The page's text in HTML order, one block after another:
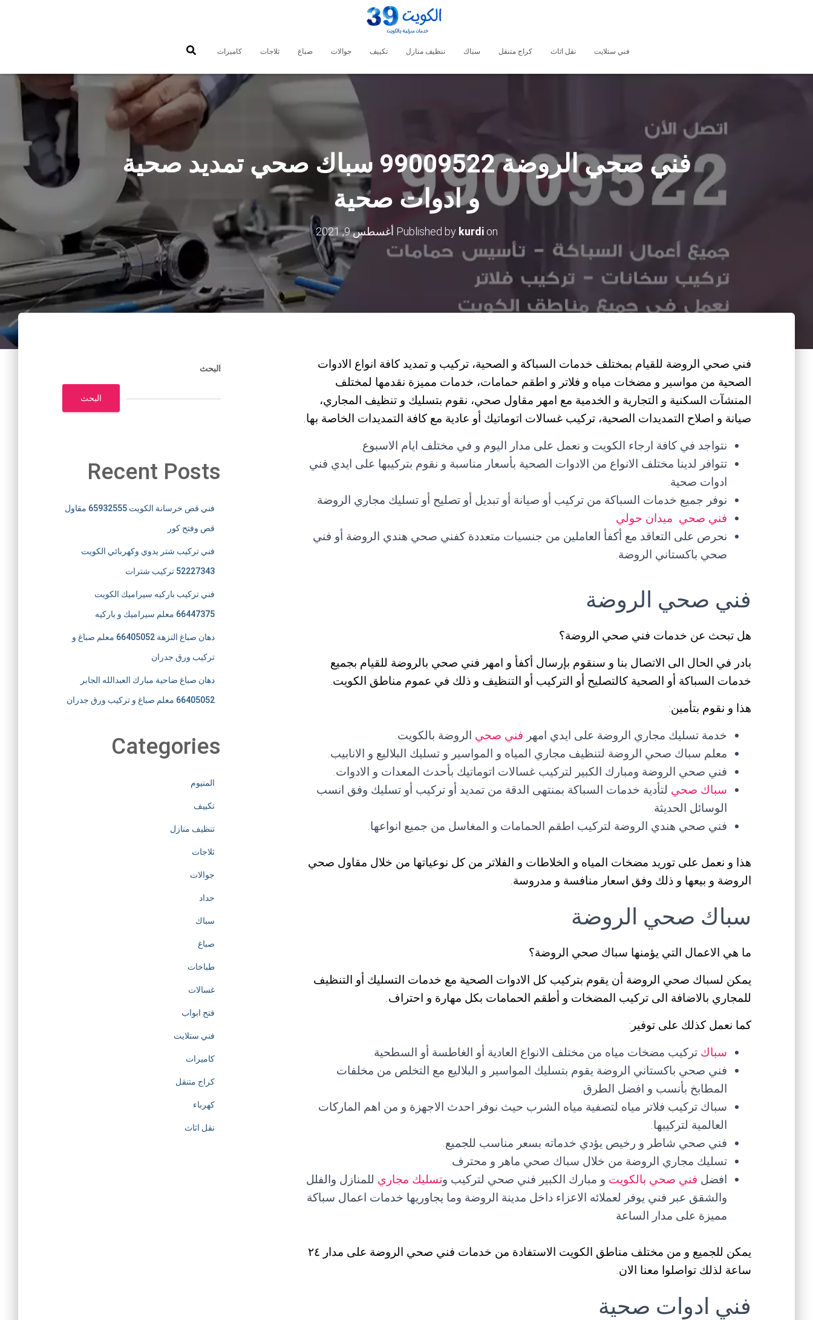
فني ستلايت نقل اثاث كراج متنقل سباك تنظيف منازل تكييف جوالات صباغ ثلاجات كاميرات
فني صحي الروضة 99009522 سباك صحي تمديد صحية
و ادوات صحية
Published by kurdion أغسطس 9, 2021
فني صحي الروضة للقيام بمختلف خدمات السباكة و الصحية، تركيب و تمديد كافة انواع الادوات
الصحية من مواسير و مضخات مياه و فلاتر و اطقم حمامات، خدمات مميزة نقدمها لمختلف
المنشآت السكنية و التجارية و الخدمية مع امهر مقاول صحي، نقوم بتسليك و تنظيف المجاري،
صيانة و اصلاح التمديدات الصحية، تركيب غسالات اتوماتيك أو عادية مع كافة التمديدات الخاصة بها.
نتواجد في كافة ارجاء الكويت و نعمل على مدار اليوم و في مختلف ايام الاسبوع.
تتوافر لدينا مختلف الانواع من الادوات الصحية بأسعار مناسبة و نقوم بتركيبها على ايدي فني
ادوات صحية.
نوفر جميع خدمات السباكة من تركيب أو صيانة أو تبديل أو تصليح أو تسليك مجاري الروضة.
فني صحي ميدان حولي
نحرص على التعاقد مع أكفأ العاملين من جنسيات متعددة كفني صحي هندي الروضة أو فني
صحي باكستاني الروضة.
فني صحي الروضة
هل تبحث عن خدمات فني صحي الروضة؟
بادر في الحال الى الاتصال بنا و سنقوم بإرسال أكفأ و امهر فني صحي بالروضة للقيام بجميع
خدمات السباكة أو الصحية كالتصليح أو التركيب أو التنظيف و ذلك في عموم مناطق الكويت.
هذا و نقوم بتأمين:
خدمة تسليك مجاري الروضة على ايدي امهر فني صحي الروضة بالكويت.
معلم سباك صحي الروضة لتنظيف مجاري المياه و المواسير و تسليك البلاليع و الانابيب.
فني صحي الروضة ومبارك الكبير لتركيب غسالات اتوماتيك بأحدث المعدات و الادوات.
سباك صحي لتأدية خدمات السباكة بمنتهى الدقة من تمديد أو تركيب أو تسليك وفق انسب
الوسائل الحديثة.
فني صحي هندي الروضة لتركيب اطقم الحمامات و المغاسل من جميع انواعها.
هذا و نعمل على توريد مضخات المياه و الخلاطات و الفلاتر من كل نوعياتها من خلال مقاول صحي
الروضة و بيعها و ذلك وفق اسعار منافسة و مدروسة.
سباك صحي الروضة
ما هي الاعمال التي يؤمنها سباك صحي الروضة؟
يمكن لسباك صحي الروضة أن يقوم بتركيب كل الادوات الصحية مع خدمات التسليك أو التنظيف
للمجاري بالاضافة الى تركيب المضخات و أطقم الحمامات بكل مهارة و احتراف.
كما نعمل كذلك على توفير:
سباك تركيب مضخات مياه من مختلف الانواع العادية أو الغاطسة أو السطحية.
فني صحي باكستاني الروضة يقوم بتسليك المواسير و البلاليع مع التخلص من مخلفات
المطابخ بأنسب و افضل الطرق.
سباك تركيب فلاتر مياه لتصفية مياه الشرب حيث نوفر احدث الاجهزة و من اهم الماركات
العالمية لتركيبها.
فني صحي شاطر و رخيص يؤدي خدماته بسعر مناسب للجميع.
تسليك مجاري الروضة من خلال سباك صحي ماهر و محترف.
افضل فني صحي بالكويت و مبارك الكبير فني صحي لتركيب وتسليك مجاري للمنازل والفلل
والشقق عبر فني يوفر لعملائه الاعزاء داخل مدينة الروضة وما يجاوريها خدمات اعمال سباكة
مميزة على مدار الساعة
يمكن للجميع و من مختلف مناطق الكويت الاستفادة من خدمات فني صحي الروضة على مدار ٢٤
ساعة لذلك تواصلوا معنا الان.
فني ادوات صحية
البحث
البحث
Recent Posts
فني قص خرسانة الكويت 65932555 مقاول
قص وفتح كور
فني تركيب شتر يدوي وكهربائي الكويت
52227343 تركيب شترات
فني تركيب باركيه سيراميك الكويت
66447375 معلم سيراميك و باركيه
دهان صباغ النزهة 66405052 معلم صباغ و
تركيب ورق جدران
دهان صباغ ضاحية مبارك العبدالله الجابر
66405052 معلم صباغ و تركيب ورق جدران
Categories
المنيوم
تكييف
تنظيف منازل
ثلاجات
جوالات
حداد
سباك
صباغ
طباخات
غسالات
فتح ابواب
فني ستلايت
كاميرات
كراج متنقل
كهرباء
نقل اثاث